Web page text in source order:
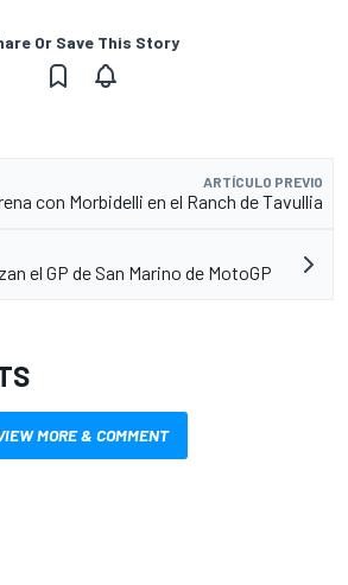
Or Save This Story
ARTÍCULO PREVIO
con Morbidelli en el Ranch de Tavullia
el GP de San Marino de MotoGP
MORE & COMMENT